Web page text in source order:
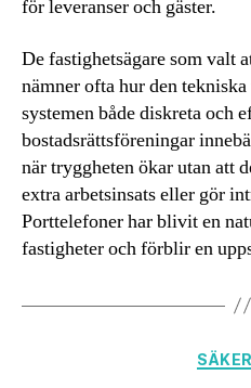
för leveranser och gäster.
De fastighetsägare som valt
nämner ofta hur den
systemen både diskreta och
bostadsrättsföreningar
när tryggheten ökar utan att
extra arbetsinsats eller gör
Porttelefoner har blivit en
fastigheter och förblir en